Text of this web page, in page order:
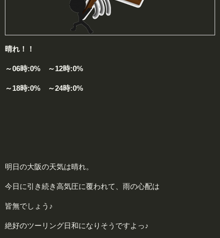
晴れ！！
～06時:0% ～12時:0%
～18時:0% ～24時:0%
明日の大阪の天気は晴れ。
今日に引き続き高気圧に覆われて、雨の心配は
皆無でしょう♪
絶好のツーリング日和になりそうですよっ♪